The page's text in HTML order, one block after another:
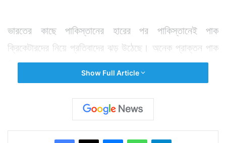
ভারতের কাছে পাকিস্তানের হারের পর পাকিস্তানেই পাক
ক্রিকেটারদের নিয়ে প্রতিবাদের ঝড় উঠেছে। অনেক প্রাক্তন পাক
ক্রিকেটারও সরফরাজ আহমেদের দলের এই লজ্জার হার মেনে নিতে
পারছেন না। তাঁরা মনে করছেন পাকিস্তান দল হেরেই মাঠে
নেমেছিল। ফলে লড়াইটুকুও দিতে পারেনি। সোশ্যাল সাইটেও পাক
ক্রিকেটারদের নিয়ে বিভিন্ন ব্যঙ্গ পোস্ট ছেয়ে গেছে। এরমধ্যেই
পাক ক্রিকেটার শোয়েব মালিকের স্ত্রী ভারতের মহিলা টেনিস তারকা
Show Full Article